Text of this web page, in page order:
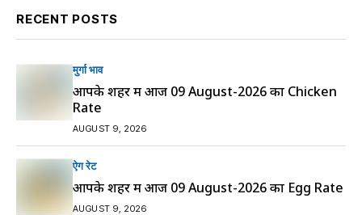
RECENT POSTS
मुर्गा भाव
आपके शहर में आज 09 August-2026 का Chicken
Rate
AUGUST 9, 2026
ऐग रेट
आपके शहर में आज 09 August-2026 का Egg Rate
AUGUST 9, 2026